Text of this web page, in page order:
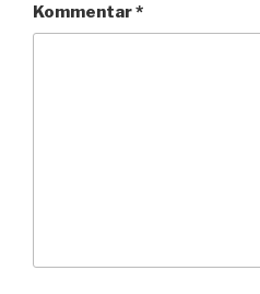
Kommentar*